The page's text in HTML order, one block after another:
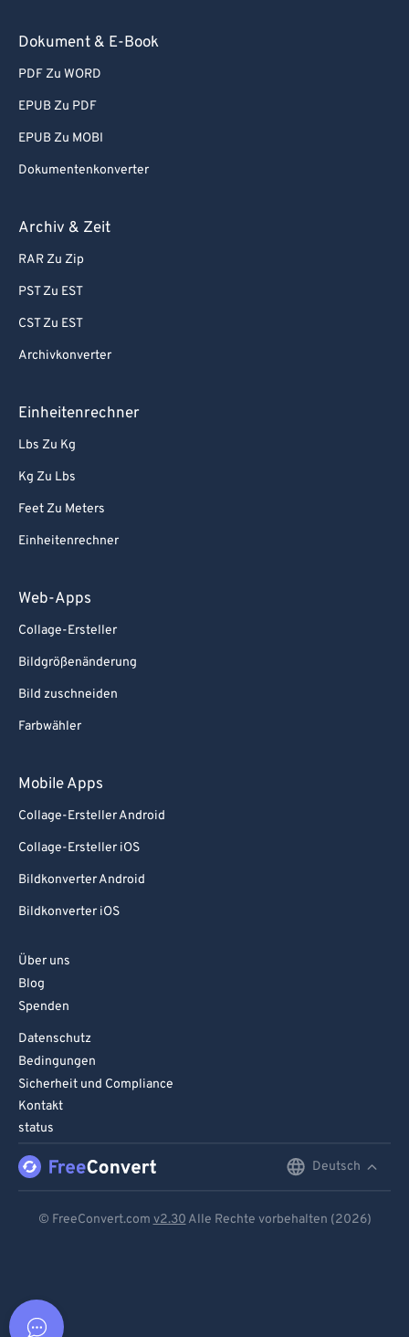
Dokument & E-Book
PDF Zu WORD
EPUB Zu PDF
EPUB Zu MOBI
Dokumentenkonverter
Archiv & Zeit
RAR Zu Zip
PST Zu EST
CST Zu EST
Archivkonverter
Einheitenrechner
Lbs Zu Kg
Kg Zu Lbs
Feet Zu Meters
Einheitenrechner
Web-Apps
Collage-Ersteller
Bildgrößenänderung
Bild zuschneiden
Farbwähler
Mobile Apps
Collage-Ersteller Android
Collage-Ersteller iOS
Bildkonverter Android
Bildkonverter iOS
Über uns
Blog
Spenden
Datenschutz
Bedingungen
Sicherheit und Compliance
Kontakt
status
Deutsch
© FreeConvert.com v2.30 Alle Rechte vorbehalten (2026)